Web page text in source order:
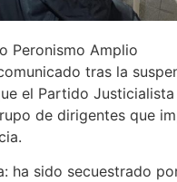
Peronismo Amplio
tras la
el Partido
de dirigentes que
ha sido secuestrado